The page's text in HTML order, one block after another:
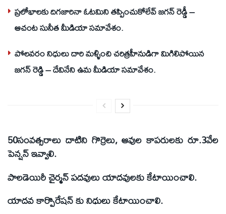
ప్రలోభాలకు దిగజారినా ఓటమిని తప్పించుకోలేవ్ జగన్ రెడ్డీ –
ఆచంట సునీత మీడియా సమావేశం.
పోలవరం నిధులు దారి మళ్ళించి చరిత్రహీనుడిగా మిగిలిపోయిన
జగన్ రెడ్డి – దేవినేని ఉమ మీడియా సమావేశం.
50సంవత్సరాలు దాటిని గొర్రెలు, ఆవుల కాపరులకు రూ.3వేల
పెన్షన్ ఇవ్వాలి.
పాలడెయిరీ చైర్మన్ పదవులు యాదవులకు కేటాయించాలి.
యాదవ కార్పొరేషన్ కు నిధులు కేటాయించాలి.